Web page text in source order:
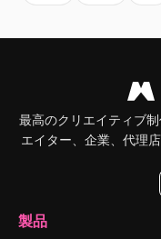
最高のクリエイティブ
エイター、企業、代理
製品